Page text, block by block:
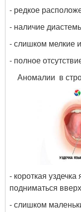
- редкое
- наличие
- слишком мелкие
- полное
Аномалии в
- короткая
подниматься
- слишком